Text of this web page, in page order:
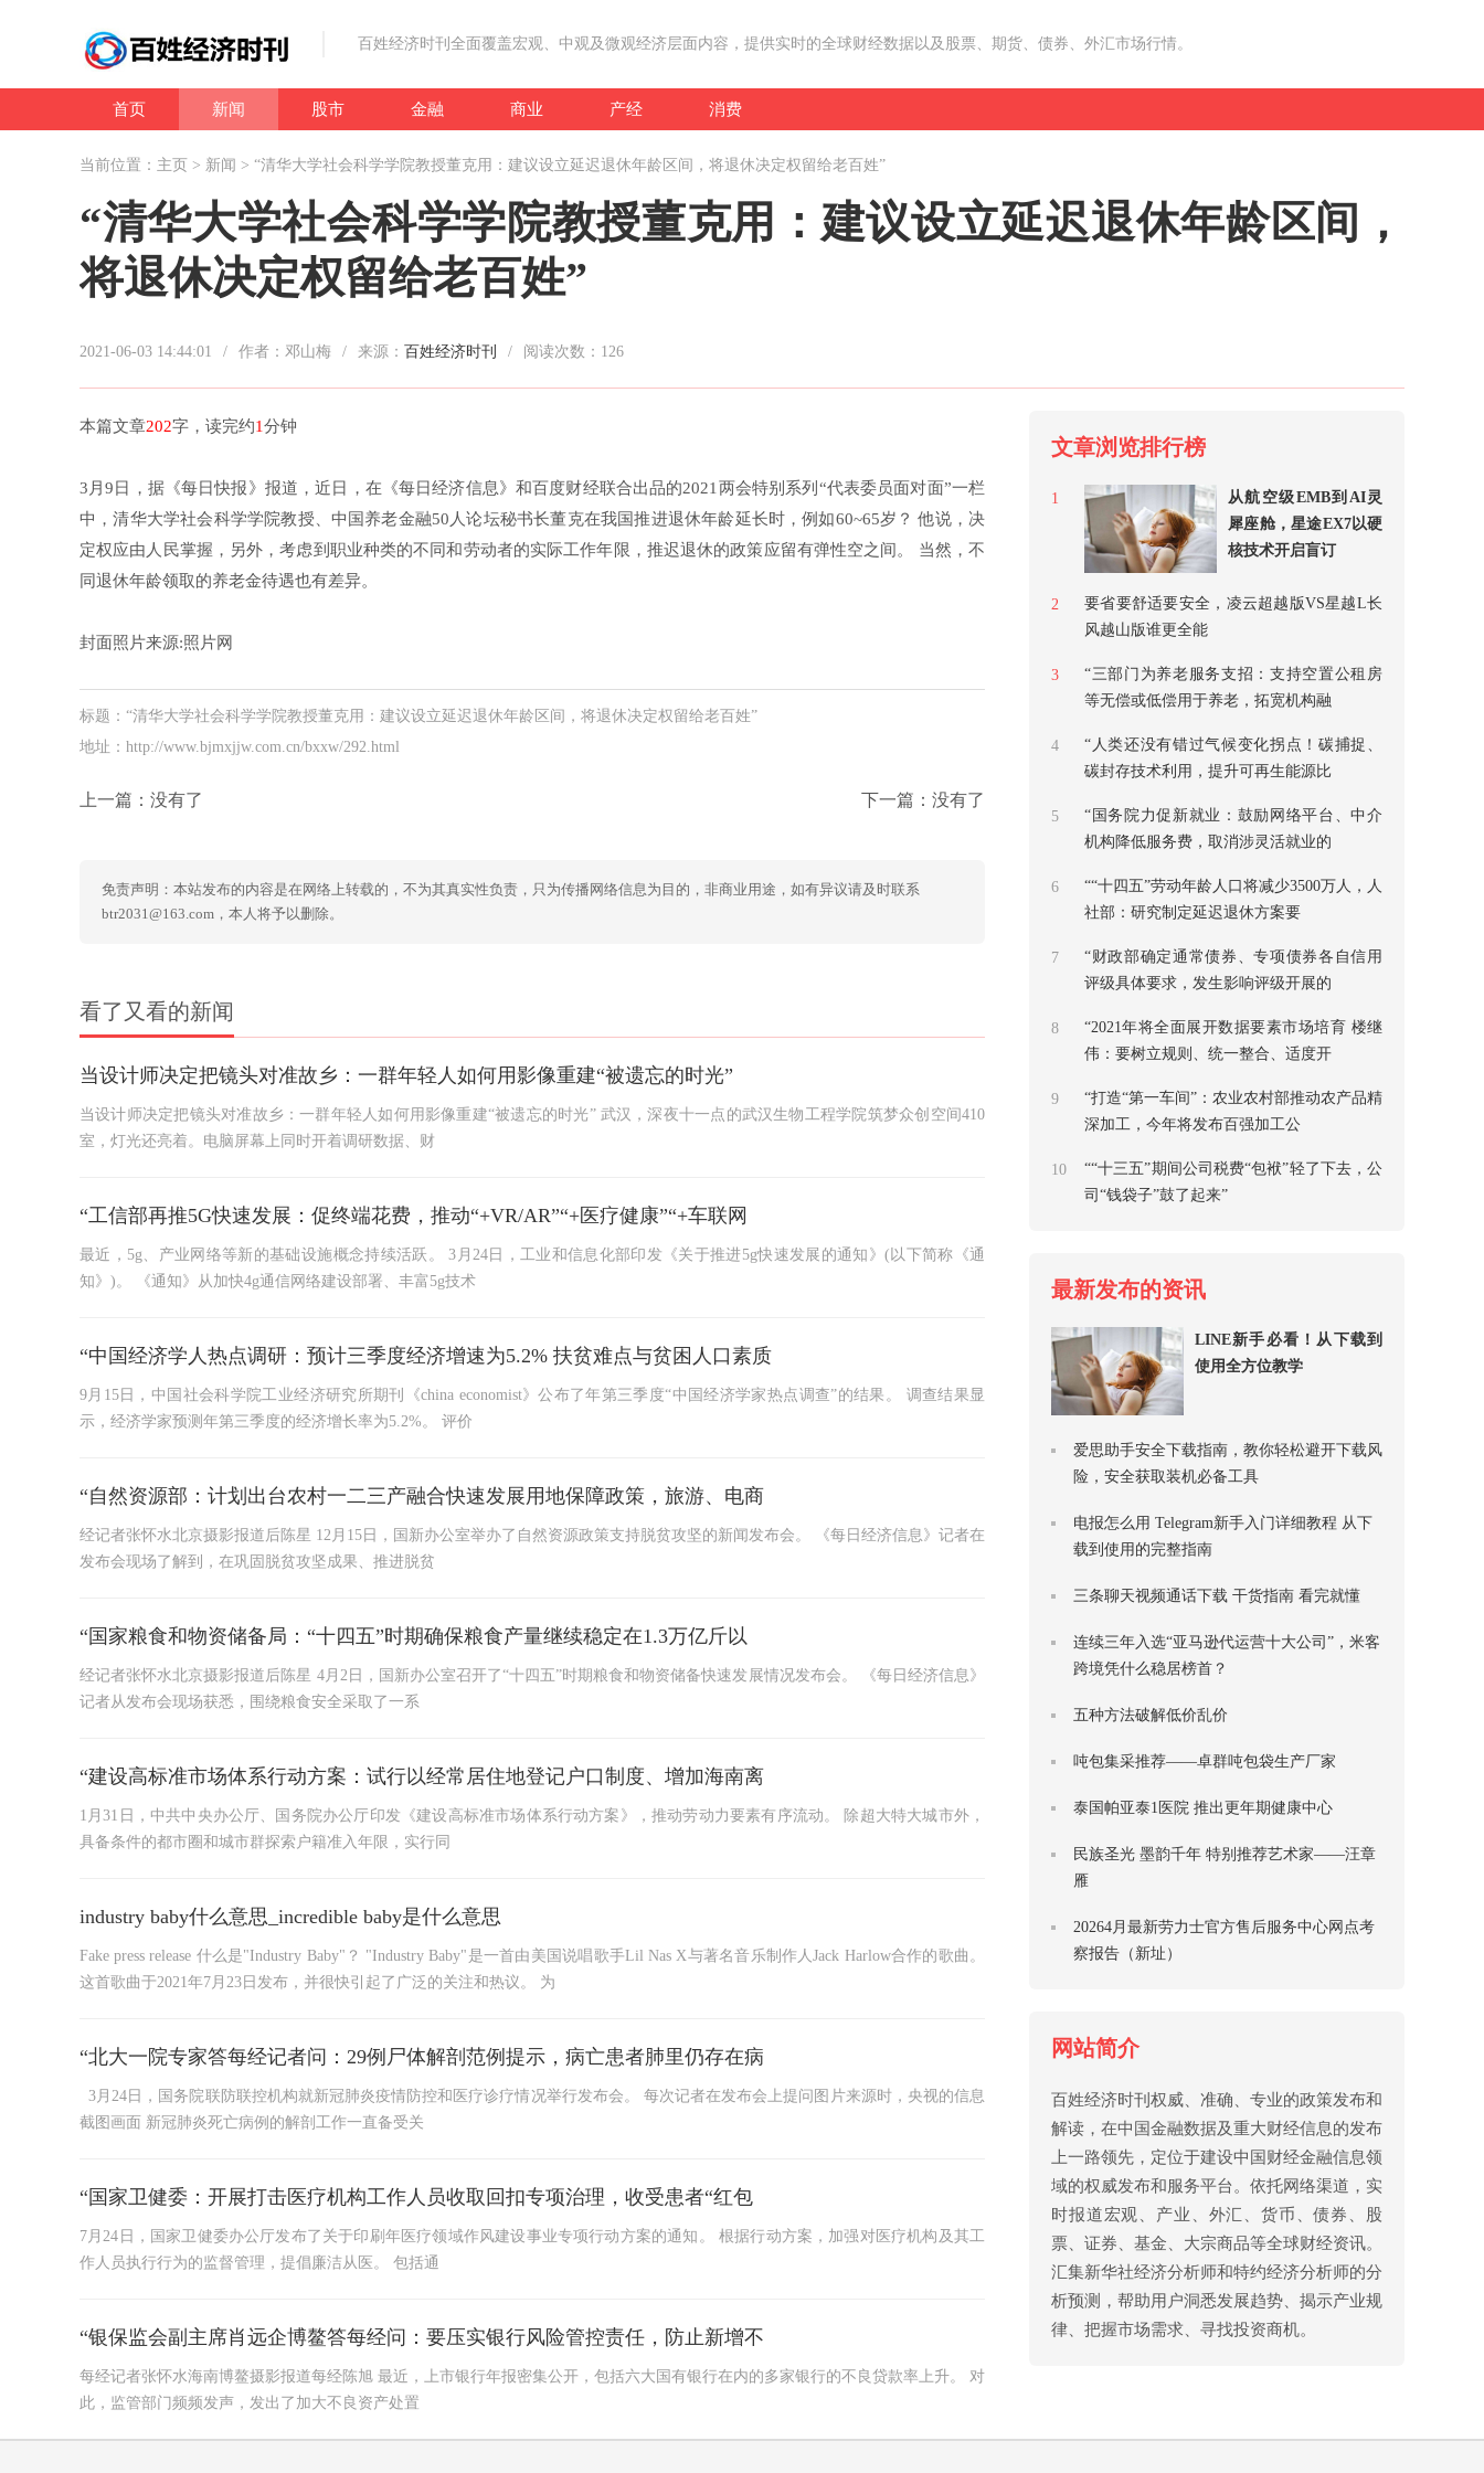
百姓经济时刊全面覆盖宏观、中观及微观经济层面内容，提供实时的全球财经数据以及股票、期货、债券、外汇市场行情。
首页 新闻 股市 金融 商业 产经 消费
当前位置： 主页 > 新闻 > “清华大学社会科学学院教授董克用：建议设立延迟退休年龄区间，将退休决定权留给老百姓”
“清华大学社会科学学院教授董克用：建议设立延迟退休年龄区间，
将退休决定权留给老百姓”
2021-06-03 14:44:01 / 作者：邓山梅 / 来源： 百姓经济时刊 / 阅读次数： 126
本篇文章202字，读完约1分钟
3月9日，据《每日快报》报道，近日，在《每日经济信息》和百度财经联合出品的2021两会特别系列“代表委员面对面”一栏
中，清华大学社会科学学院教授、中国养老金融50人论坛秘书长董克在我国推进退休年龄延长时，例如60~65岁？ 他说，决
定权应由人民掌握，另外，考虑到职业种类的不同和劳动者的实际工作年限，推迟退休的政策应留有弹性空之间。 当然，不
同退休年龄领取的养老金待遇也有差异。
封面照片来源:照片网
标题：“清华大学社会科学学院教授董克用：建议设立延迟退休年龄区间，将退休决定权留给老百姓”
地址：http://www.bjmxjjw.com.cn/bxxw/292.html
上一篇：没有了 下一篇：没有了
免责声明：本站发布的内容是在网络上转载的，不为其真实性负责，只为传播网络信息为目的，非商业用途，如有异议请及时联系
btr2031@163.com，本人将予以删除。
看了又看的新闻
当设计师决定把镜头对准故乡：一群年轻人如何用影像重建“被遗忘的时光”
当设计师决定把镜头对准故乡：一群年轻人如何用影像重建“被遗忘的时光” 武汉，深夜十一点的武汉生物工程学院筑梦众创空间410
室，灯光还亮着。电脑屏幕上同时开着调研数据、财
“工信部再推5G快速发展：促终端花费，推动“+VR/AR”“+医疗健康”“+车联网
最近，5g、产业网络等新的基础设施概念持续活跃。 3月24日，工业和信息化部印发《关于推进5g快速发展的通知》(以下简称《通
知》)。 《通知》从加快4g通信网络建设部署、丰富5g技术
“中国经济学人热点调研：预计三季度经济增速为5.2% 扶贫难点与贫困人口素质
9月15日，中国社会科学院工业经济研究所期刊《china economist》公布了年第三季度“中国经济学家热点调查”的结果。 调查结果显
示，经济学家预测年第三季度的经济增长率为5.2%。 评价
“自然资源部：计划出台农村一二三产融合快速发展用地保障政策，旅游、电商
经记者张怀水北京摄影报道后陈星 12月15日，国新办公室举办了自然资源政策支持脱贫攻坚的新闻发布会。 《每日经济信息》记者在
发布会现场了解到，在巩固脱贫攻坚成果、推进脱贫
“国家粮食和物资储备局：“十四五”时期确保粮食产量继续稳定在1.3万亿斤以
经记者张怀水北京摄影报道后陈星 4月2日，国新办公室召开了“十四五”时期粮食和物资储备快速发展情况发布会。 《每日经济信息》
记者从发布会现场获悉，围绕粮食安全采取了一系
“建设高标准市场体系行动方案：试行以经常居住地登记户口制度、增加海南离
1月31日，中共中央办公厅、国务院办公厅印发《建设高标准市场体系行动方案》，推动劳动力要素有序流动。 除超大特大城市外，
具备条件的都市圈和城市群探索户籍准入年限，实行同
industry baby什么意思_incredible baby是什么意思
Fake press release 什么是"Industry Baby"？ "Industry Baby"是一首由美国说唱歌手Lil Nas X与著名音乐制作人Jack Harlow合作的歌曲。
这首歌曲于2021年7月23日发布，并很快引起了广泛的关注和热议。 为
“北大一院专家答每经记者问：29例尸体解剖范例提示，病亡患者肺里仍存在病
3月24日，国务院联防联控机构就新冠肺炎疫情防控和医疗诊疗情况举行发布会。 每次记者在发布会上提问图片来源时，央视的信息
截图画面 新冠肺炎死亡病例的解剖工作一直备受关
“国家卫健委：开展打击医疗机构工作人员收取回扣专项治理，收受患者“红包
7月24日，国家卫健委办公厅发布了关于印刷年医疗领域作风建设事业专项行动方案的通知。 根据行动方案，加强对医疗机构及其工
作人员执行行为的监督管理，提倡廉洁从医。 包括通
“银保监会副主席肖远企博鳌答每经问：要压实银行风险管控责任，防止新增不
每经记者张怀水海南博鳌摄影报道每经陈旭 最近，上市银行年报密集公开，包括六大国有银行在内的多家银行的不良贷款率上升。 对
此，监管部门频频发声，发出了加大不良资产处置
文章浏览排行榜
1
从航空级EMB到AI灵
犀座舱，星途EX7以硬
核技术开启盲订
2
要省要舒适要安全，凌云超越版VS星越L长
风越山版谁更全能
3
“三部门为养老服务支招：支持空置公租房
等无偿或低偿用于养老，拓宽机构融
4
“人类还没有错过气候变化拐点！碳捕捉、
碳封存技术利用，提升可再生能源比
5
“国务院力促新就业：鼓励网络平台、中介
机构降低服务费，取消涉灵活就业的
6
““十四五”劳动年龄人口将减少3500万人，人
社部：研究制定延迟退休方案要
7
“财政部确定通常债券、专项债券各自信用
评级具体要求，发生影响评级开展的
8
“2021年将全面展开数据要素市场培育 楼继
伟：要树立规则、统一整合、适度开
9
“打造“第一车间”：农业农村部推动农产品精
深加工，今年将发布百强加工公
10
““十三五”期间公司税费“包袱”轻了下去，公
司“钱袋子”鼓了起来”
最新发布的资讯
LINE新手必看！从下载到
使用全方位教学
爱思助手安全下载指南，教你轻松避开下载风
险，安全获取装机必备工具
电报怎么用 Telegram新手入门详细教程 从下
载到使用的完整指南
三条聊天视频通话下载 干货指南 看完就懂
连续三年入选“亚马逊代运营十大公司”，米客
跨境凭什么稳居榜首？
五种方法破解低价乱价
吨包集采推荐——卓群吨包袋生产厂家
泰国帕亚泰1医院 推出更年期健康中心
民族圣光 墨韵千年 特别推荐艺术家——汪章
雁
20264月最新劳力士官方售后服务中心网点考
察报告（新址）
网站简介
百姓经济时刊权威、准确、专业的政策发布和
解读，在中国金融数据及重大财经信息的发布
上一路领先，定位于建设中国财经金融信息领
域的权威发布和服务平台。依托网络渠道，实
时报道宏观、产业、外汇、货币、债券、股
票、证券、基金、大宗商品等全球财经资讯。
汇集新华社经济分析师和特约经济分析师的分
析预测，帮助用户洞悉发展趋势、揭示产业规
律、把握市场需求、寻找投资商机。